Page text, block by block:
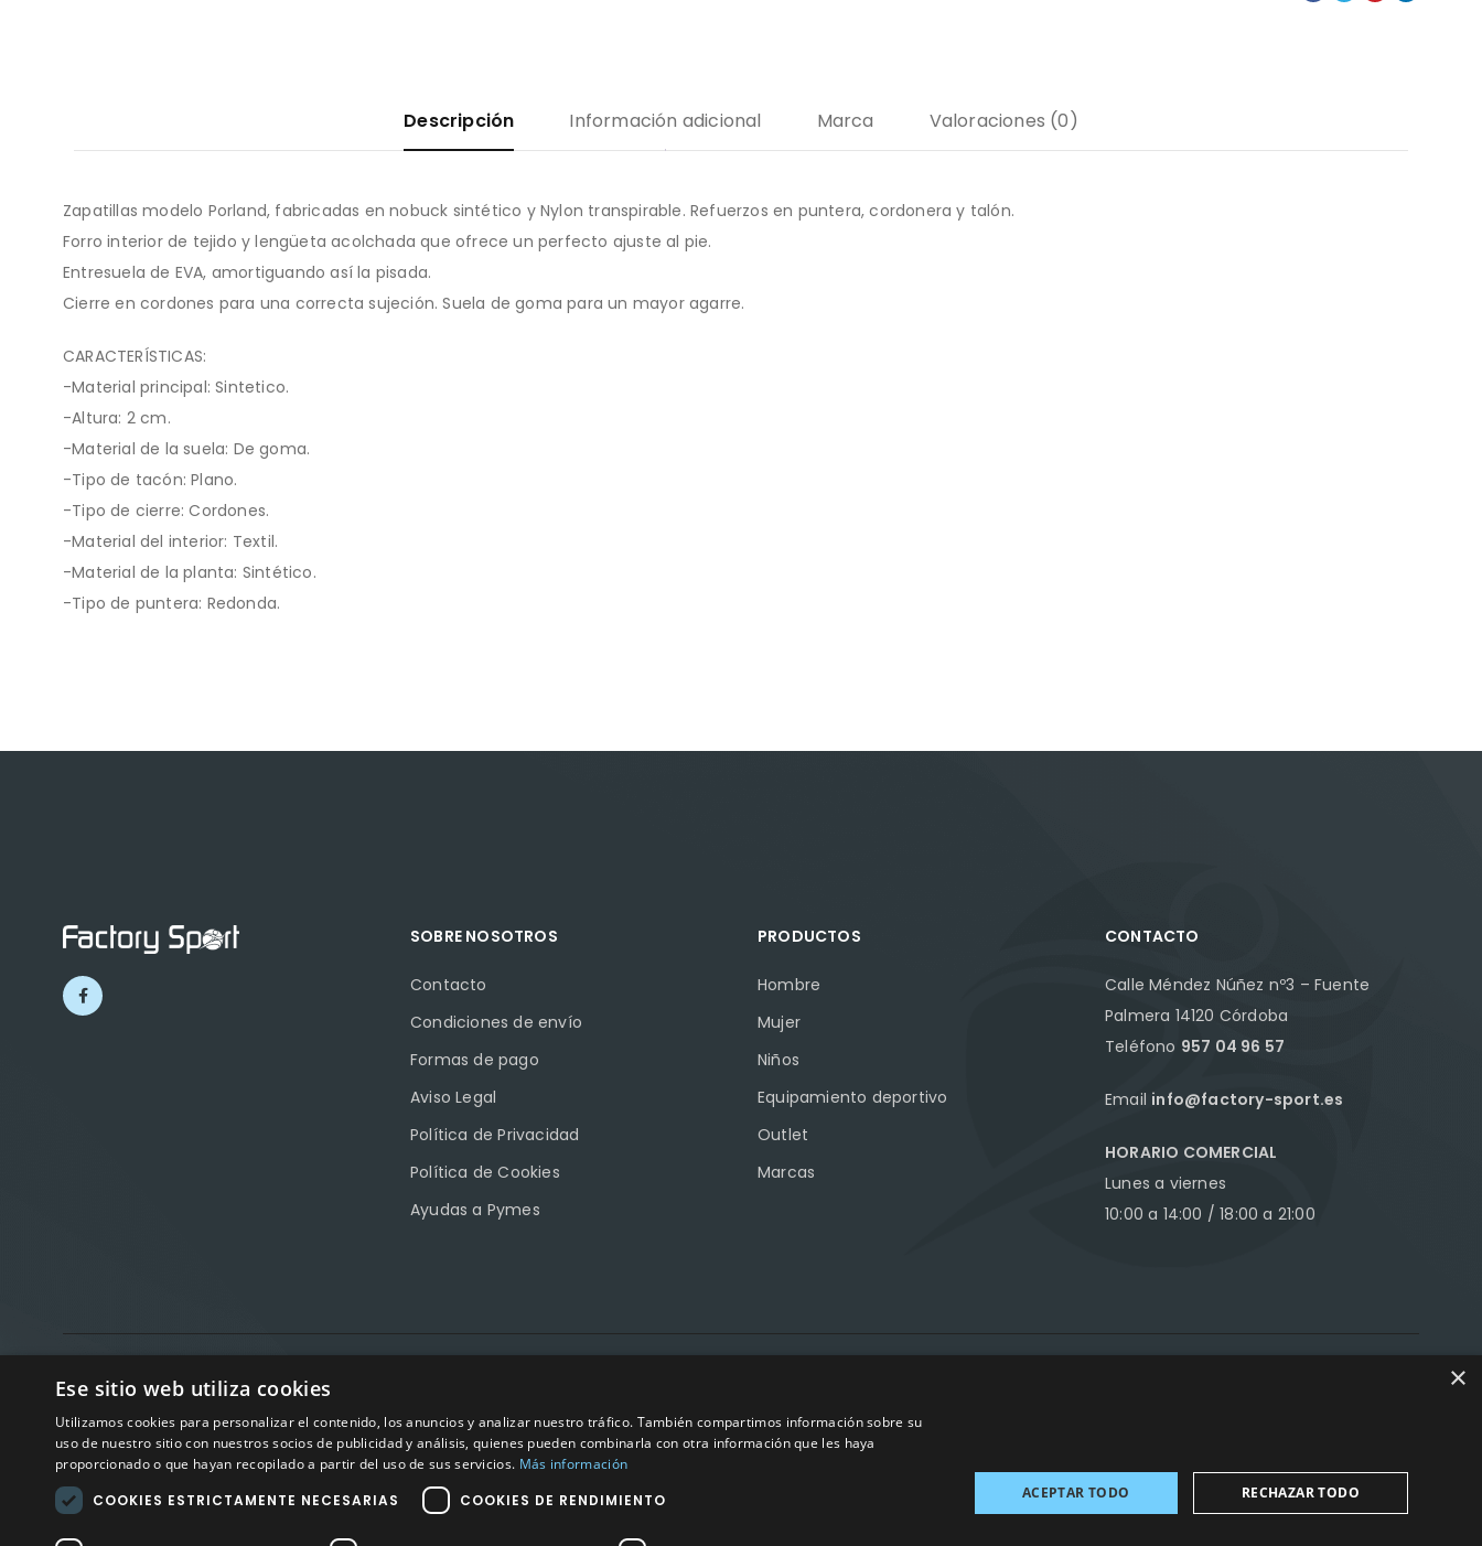
Descripción Información adicional Marca Valoraciones (0)
Zapatillas modelo Porland, fabricadas en nobuck sintético y Nylon transpirable. Refuerzos en puntera, cordonera y talón.
Forro interior de tejido y lengüeta acolchada que ofrece un perfecto ajuste al pie.
Entresuela de EVA, amortiguando así la pisada.
Cierre en cordones para una correcta sujeción. Suela de goma para un mayor agarre.
CARACTERÍSTICAS:
-Material principal: Sintetico.
-Altura: 2 cm.
-Material de la suela: De goma.
-Tipo de tacón: Plano.
-Tipo de cierre: Cordones.
-Material del interior: Textil.
-Material de la planta: Sintético.
-Tipo de puntera: Redonda.
SOBRE NOSOTROS
Contacto
Condiciones de envío
Formas de pago
Aviso Legal
Política de Privacidad
Política de Cookies
Ayudas a Pymes
PRODUCTOS
Hombre
Mujer
Niños
Equipamiento deportivo
Outlet
Marcas
CONTACTO
Calle Méndez Núñez nº3 – Fuente
Palmera 14120 Córdoba
Teléfono 957 04 96 57
Email info@factory-sport.es
HORARIO COMERCIAL
Lunes a viernes
10:00 a 14:00 / 18:00 a 21:00
×
Ese sitio web utiliza cookies
Utilizamos cookies para personalizar el contenido, los anuncios y analizar nuestro tráfico. También compartimos información sobre su
uso de nuestro sitio con nuestros socios de publicidad y análisis, quienes pueden combinarla con otra información que les haya
proporcionado o que hayan recopilado a partir del uso de sus servicios. Más información
COOKIES ESTRICTAMENTE NECESARIAS
COOKIES DE RENDIMIENTO ACEPTAR TODO RECHAZAR TODO